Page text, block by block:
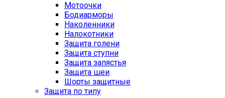
Мотоочки
Бодиарморы
Наколенники
Налокотники
Защита голени
Защита ступни
Защита запястья
Защита шеи
Шорты защитные
Защита по типу